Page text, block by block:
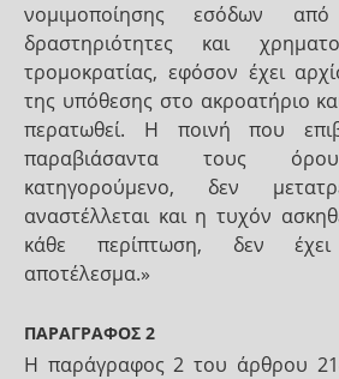
νομιμοποίησης εσόδων από
δραστηριότητες και
τρομοκρατίας, εφόσον έχει
της υπόθεσης στο ακροατήριο
περατωθεί. Η ποινή που
παραβιάσαντα τους
κατηγορούμενο, δεν
αναστέλλεται και η τυχόν
κάθε περίπτωση, δεν έχει
αποτέλεσμα.»
ΠΑΡΑΓΡΑΦΟΣ 2
Η παράγραφος 2 του άρθρου